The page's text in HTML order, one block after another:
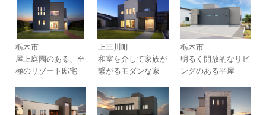
栃木市
屋上庭園のある、至
極のリゾート邸宅
上三川町
和室を介して家族が
繋がるモダンな家
栃木市
明るく開放的なリビ
ングのある平屋